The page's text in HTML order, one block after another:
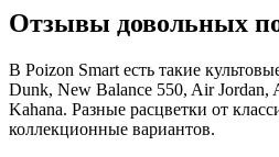
Отзывы довольных
В Poizon Smart есть такие
Dunk, New Balance 550, Air Jordan,
Kahana. Разные расцветки от
коллекционные вариантов.